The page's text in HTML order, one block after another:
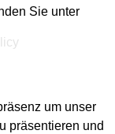
Sie unter
um unser
präsentieren und